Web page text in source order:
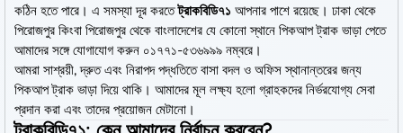
কঠিন হতে পারে। এ সমস্যা দূর করতেট্রাকবিডি৭১ আপনার পাশে রয়েছে। ঢাকা থেকে
পিরোজপুর কিংবা পিরোজপুর থেকে বাংলাদেশের যে কোনো স্থানে পিকআপ ট্রাক ভাড়া পেতে
আমাদের সঙ্গে যোগাযোগ করুন ০১৭৭১-৫৩৬৯৯৯ নম্বরে।
আমরা সাশ্রয়ী, দ্রুত এবং নিরাপদ পদ্ধতিতে বাসা বদল ও অফিস স্থানান্তরের জন্য
পিকআপ ট্রাক ভাড়া দিয়ে থাকি। আমাদের মূল লক্ষ্য হলো গ্রাহকদের নির্ভরযোগ্য সেবা
প্রদান করা এবং তাদের প্রয়োজন মেটানো।